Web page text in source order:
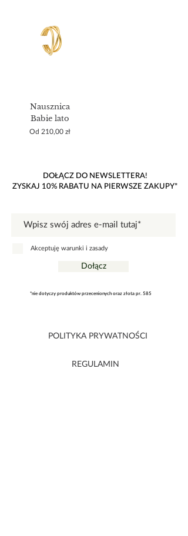
Nausznica
Babie lato
Od 210,00 zł
Cena rabatowa
DOŁĄCZ DO NEWSLETTERA!
ZYSKAJ 10% RABATU NA PIERWSZE ZAKUPY*
Akceptuję warunki i zasady
Dołącz
*nie dotyczy produktów przecenionych oraz złota pr. 585
POLITYKA PRYWATNOŚCI
REGULAMIN